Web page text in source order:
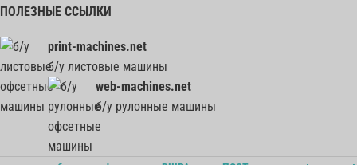
ПОЛЕЗНЫЕ ССЫЛКИ
print-machines.net
б/у листовые машины
web-machines.net
б/у рулонные машины